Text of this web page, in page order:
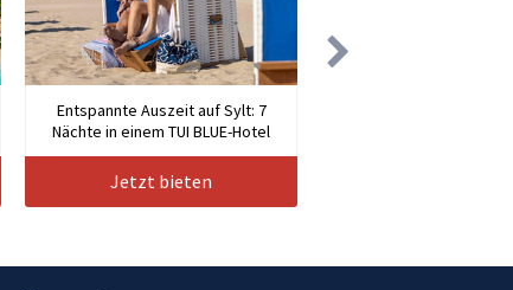
Entspannte Auszeit auf Sylt: 7
Nächte in einem TUI BLUE-Hotel
Jetzt bieten